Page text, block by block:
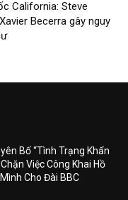
California: Steve
Becerra gây nguy
Bố “Tình Trạng Khẩn
Việc Công Khai Hồ
Cho Đài BBC